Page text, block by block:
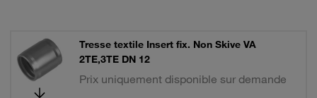
Tresse textile Insert fix. Non Skive VA
2TE,3TE DN 12
Prix uniquement disponible sur demande